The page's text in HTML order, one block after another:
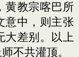
黄教宗喀巴所
意中，则主张
大差别。以上
不共灌顶。